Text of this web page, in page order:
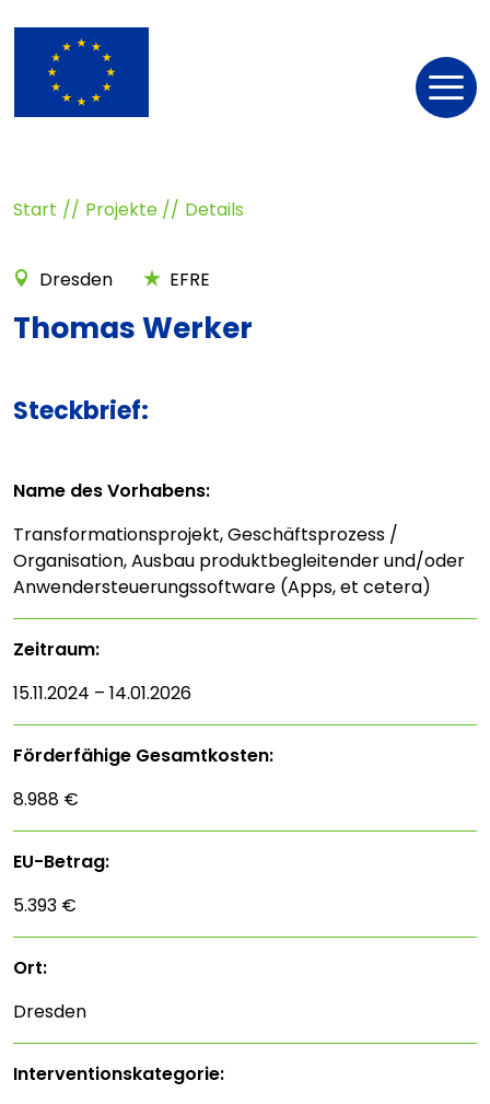
Start Projekte Details
Dresden EFRE
Thomas Werker
Steckbrief:
Name des Vorhabens:
Transformationsprojekt, Geschäftsprozess /
Organisation, Ausbau produktbegleitender und/oder
Anwendersteuerungssoftware (Apps, et cetera)
Zeitraum:
15.11.2024 – 14.01.2026
Förderfähige Gesamtkosten:
8.988 €
EU-Betrag:
5.393 €
Ort:
Dresden
Interventions­kategorie: